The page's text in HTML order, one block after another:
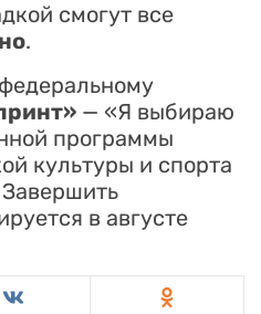
смогут все
.
— «Я выбираю
программы
культуры и спорта
в августе